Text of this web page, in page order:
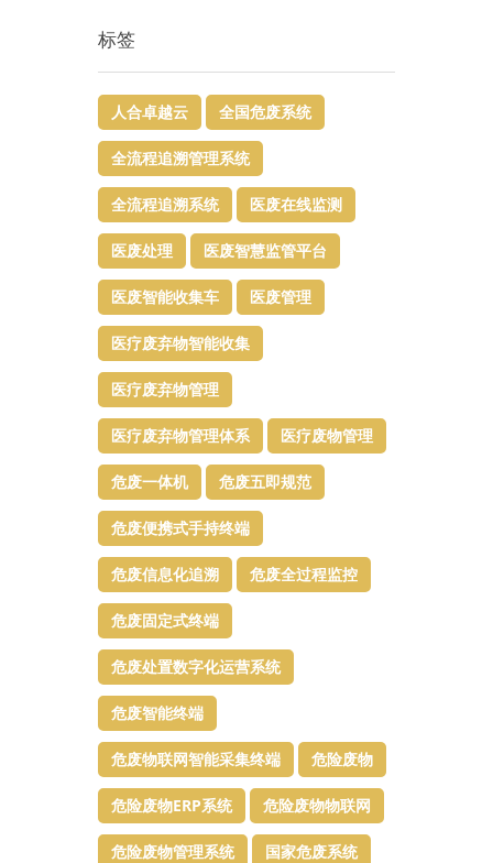
标签
人合卓越云 全国危废系统
全流程追溯管理系统
全流程追溯系统 医废在线监测
医废处理 医废智慧监管平台​
医废智能收集车 医废管理
医疗废弃物智能收集
医疗废弃物管理​
医疗废弃物管理体系 医疗废物管理
危废一体机 危废五即规范
危废便携式手持终端
危废信息化追溯 危废全过程监控
危废固定式终端
危废处置数字化运营系统
危废智能终端
危废物联网智能采集终端 危险废物
危险废物ERP系统 危险废物物联网
危险废物管理系统 国家危废系统